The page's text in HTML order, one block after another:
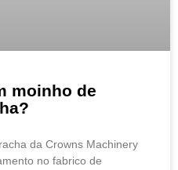
moinho de
da Crowns Machinery
no fabrico de